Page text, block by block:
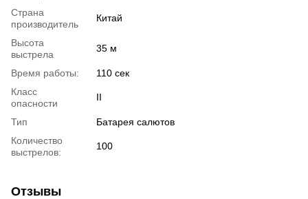
Страна
производитель
Китай
Высота
выстрела
35 м
Время работы:
110 сек
Класс
опасности
II
Тип
Батарея салютов
Количество
выстрелов:
100
Отзывы